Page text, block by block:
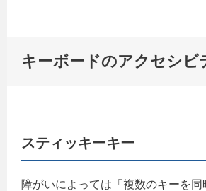
キーボードのアクセシビ
スティッキーキー
障がいによっては「複数のキーを